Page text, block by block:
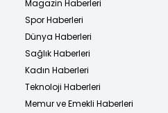
Magazin Haberleri
Spor Haberleri
Dünya Haberleri
Sağlık Haberleri
Kadın Haberleri
Teknoloji Haberleri
Memur ve Emekli Haberleri